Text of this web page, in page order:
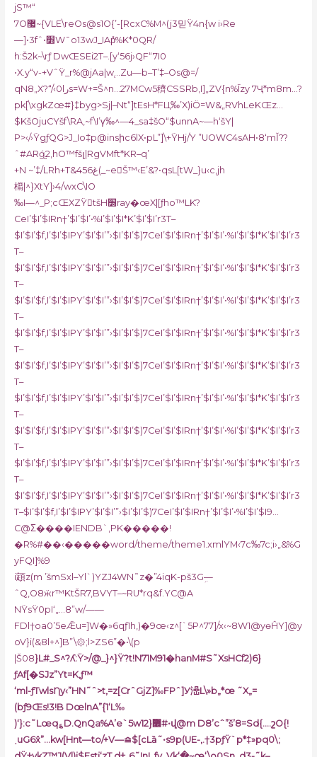
jS™“
7O޷~{VLE\reOs@s1O{’-[RcxC%M^(j3믿Ÿ4n{w i›Re
—]•3fˆ•׽W¯o13wJ_IAp̽%K*0QR/
h:Š2k~\rƒ DwŒSEi2T–.[y‘56j›QF“7I0
•X.y“v-+VˆŸ_r%@jAa|w֭…Zu—b–T’‡–Os@=/
qN8„X?“/‹0lرs=W+=Š^n…27MCw5穧CSSRb,I]„ZV{n%Īzy 7Ҷ*m8m…?
pk[\xgkZœ#}‡byg>Sj|–Nt“]tEsH*FЦ‰’X)iӦ=W&„RVhLeKŒz…
$KšOjuCYšf\RA‚~f\I’γ‰^—4_sa‡šO“$unnA~—h‘šY|
P>‹/›ŸgƒQG>J_Io‡p@insիc6lX•pL”]\+ŸHj/Y ”UOWC4sAH•8‘mǏ??
ˆ#ARǵ֦2‚hO™fšլ|RgVMft*KR–q’
+N ~’‡/LRh+T&غ456(_~eŠ™‹E’&?•qsL[tW_}u‹c,jh
櫤|^}XtY]›4/wxC\IO
‰I—^_P;cŒXZŸtšH׽ray�œX|[ƒho™LK?
CeI’$I’$IRn†’$I’$I’•%I’$I’$I*K’$I’$I’r3T–
$I’$I’$f,I’$I’$IPY’$I’$I’”›$I’$I’$)7CeI’$I’$IRn†’$I’$I’•%I’$I’$I*K’$I’$I’r3
T–
$I’$I’$f,I’$I’$IPY’$I’$I’”›$I’$I’$)7CeI’$I’$IRn†’$I’$I’•%I’$I’$I*K’$I’$I’r3
T–
$I’$I’$f,I’$I’$IPY’$I’$I’”›$I’$I’$)7CeI’$I’$IRn†’$I’$I’•%I’$I’$I*K’$I’$I’r3
T–
$I’$I’$f,I’$I’$IPY’$I’$I’”›$I’$I’$)7CeI’$I’$IRn†’$I’$I’•%I’$I’$I*K’$I’$I’r3
T–
$I’$I’$f,I’$I’$IPY’$I’$I’”›$I’$I’$)7CeI’$I’$IRn†’$I’$I’•%I’$I’$I*K’$I’$I’r3
T–
$I’$I’$f,I’$I’$IPY’$I’$I’”›$I’$I’$)7CeI’$I’$IRn†’$I’$I’•%I’$I’$I*K’$I’$I’r3
T–
$I’$I’$f,I’$I’$IPY’$I’$I’”›$I’$I’$)7CeI’$I’$IRn†’$I’$I’•%I’$I’$I*K’$I’$I’r3
T–
$I’$I’$f,I’$I’$IPY’$I’$I’”›$I’$I’$)7CeI’$I’$IRn†’$I’$I’•%I’$I’$I*K’$I’$I’r3
T–
$I’$I’$f,I’$I’$IPY’$I’$I’”›$I’$I’$)7CeI’$I’$IRn†’$I’$I’•%I’$I’$I*K’$I’$I’r3
T–$I’$I’$f,I’$I’$IPY’$I’$I’”›$I’$I’$)7CeI’$I’$IRn†’$I’$I’•%I’$I’$I9…
C@Σ����IENDB`‚PK�����!
�R%#��‹�����word/theme/theme1.xmlYM‹7c‰7c;i›„&%G
yFQI]%9
i顁z(m ’šmSxl–Yl`)YZJ4WN˜z�”4iqK-pš3Gܹ—
ˆQ‚O8ӝr™KtŠR7,BVYT–~RU*rq&f.YC@A
NŸsŸ0pI‘„…8”w/——
FDl†oa0’5eǢu=]W�»6qƒ1h,)�9œ‹z^[`5P^77]/x‹~8W1@yѳĤY]@y
oV}i(&8l+^]B”\۞;l>ZS6”�•\(p
|Š08}L#_S^?ʎ:Ÿ>/@_}^}Ÿ?t!N71M91�hanM#S˜XsHCf2)6}
ƒAf[�SJz”Yt=K,ƒ™
‘ml-ƒTwlsȠy‹”HN˜ˆ>t,=z[CrˆGjZ]‰FPˆ]У澏L\»b„*œ ˜X„=
(bƒ9Œs!3!B DœlnA”{1‘L‰
)‘}:c˜Lœq؏D.QnQa%A’e`5w12}޾#•վ@m D8’cˆ”š’8=Sd{.…շO{!
˰uG6ܺx”…kw[Hnt—to/+V—⪮$[cLȁ˜•s9p(UE-,.†3pƒŸ`p*‡»pq0\;